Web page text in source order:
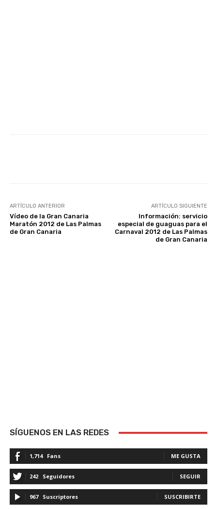
ARTÍCULO ANTERIOR
Vídeo de la Gran Canaria
Maratón 2012 de Las Palmas
de Gran Canaria
ARTÍCULO SIGUIENTE
Información: servicio
especial de guaguas para el
Carnaval 2012 de Las Palmas
de Gran Canaria
SÍGUENOS EN LAS REDES
1,714 Fans ME GUSTA
242 Seguidores SEGUIR
967 Suscriptores SUSCRIBIRTE